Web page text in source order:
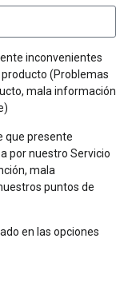
inconvenientes
(Problemas
mala información
que presente
por nuestro Servicio
mala
puntos de